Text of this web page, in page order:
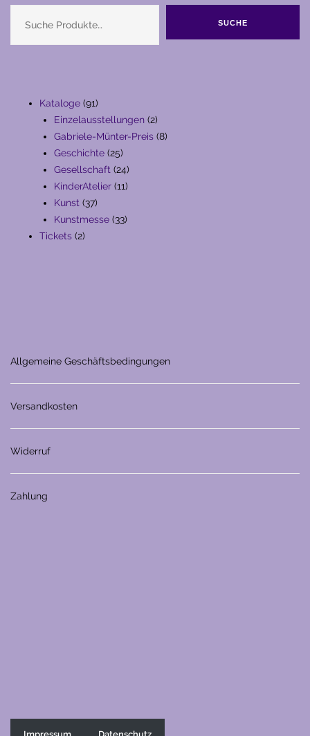
SUCHE
Kataloge 9191
Produkte
Einzelausstellungen 22
Produkte
Gabriele-Münter-Preis 88
Geschichte 2525
Produkte
Gesellschaft 2424
Produkte
KinderAtelier 1111
Kunst 3737
Produkte
Kunstmesse 3333
Tickets 22
Allgemeine Geschäftsbedingungen
Versandkosten
Widerruf
Zahlung